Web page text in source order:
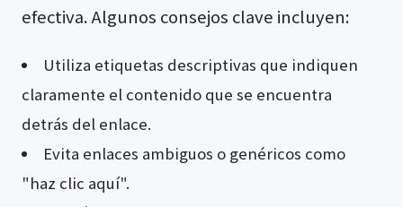
efectiva. Algunos consejos clave incluyen:
Utiliza etiquetas descriptivas que indiquen
claramente el contenido que se encuentra
detrás del enlace.
Evita enlaces ambiguos o genéricos como
"haz clic aquí".